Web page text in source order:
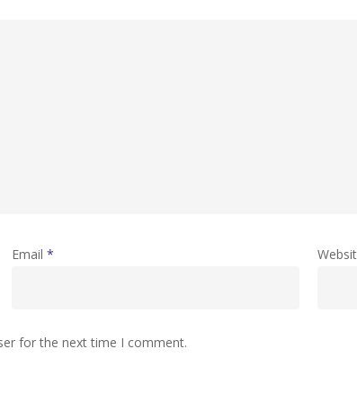
Email *
for the next time I comment.